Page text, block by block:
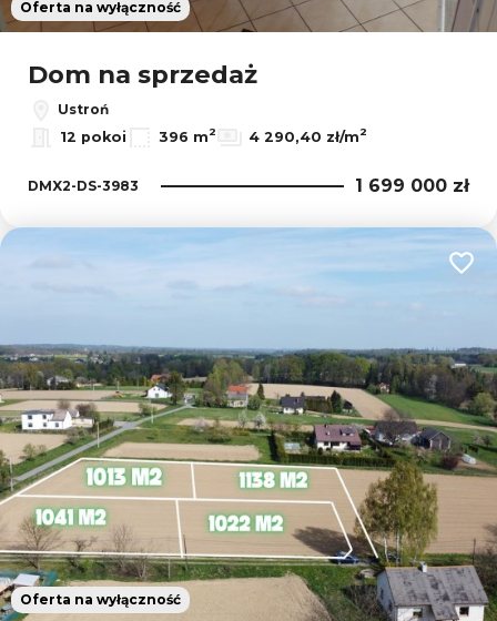
Oferta na wyłączność
Dom na sprzedaż
Ustroń
12 pokoi
396 m2 4 290,40 zł/m2
DMX2-DS-3983 1 699 000 zł
Oferta na wyłączność